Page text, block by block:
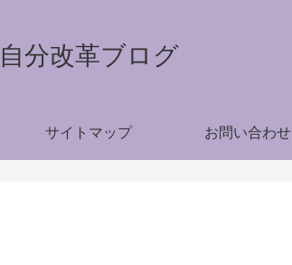
自分改革ブログ
サイトマップ お問い合わせ